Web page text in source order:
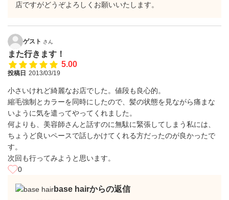
店ですがどうぞよろしくお願いいたします。
ゲスト さん
また行きます！
5.00
投稿日 2013/03/19
小さいけれど綺麗なお店でした。値段も良心的。
縮毛強制とカラーを同時にしたので、髪の状態を見ながら痛まな
いように気を遣ってやってくれました。
何よりも、美容師さんと話すのに無駄に緊張してしまう私には、
ちょうど良いペースで話しかけてくれる方だったのが良かったで
す。
次回も行ってみようと思います。
0
base hairからの返信